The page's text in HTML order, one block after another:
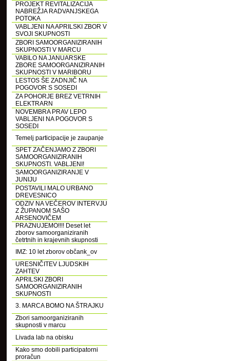
PROJEKT REVITALIZACIJA
NABREŽJA RADVANJSKEGA
POTOKA
VABLJENI NA APRILSKI ZBOR V
SVOJI SKUPNOSTI
ZBORI SAMOORGANIZIRANIH
SKUPNOSTI V MARCU
VABILO NA JANUARSKE
ZBORE SAMOORGANIZIRANIH
SKUPNOSTI V MARIBORU
LESTOS ŠE ZADNJIČ NA
POGOVOR S SOSEDI
ZA POHORJE BREZ VETRNIH
ELEKTRARN
NOVEMBRA PRAV LEPO
VABLJENI NA POGOVOR S
SOSEDI
Temelj participacije je zaupanje
SPET ZAČENJAMO Z ZBORI
SAMOORGANIZIRANIH
SKUPNOSTI. VABLJENI!
SAMOORGANIZIRANJE V
JUNIJU
POSTAVILI MALO URBANO
DREVESNICO
ODZIV NA VEČEROV INTERVJU
Z ŽUPANOM SAŠO
ARSENOVIČEM
PRAZNUJEMO!!!! Deset let
zborov samoorganiziranih
četrtnih in krajevnih skupnosti
IMZ: 10 let zborov občank_ov
URESNIČITEV LJUDSKIH
ZAHTEV
APRILSKI ZBORI
SAMOORGANIZIRANIH
SKUPNOSTI
3. MARCA BOMO NA ŠTRAJKU
Zbori samoorganiziranih
skupnosti v marcu
Livada lab na obisku
Kako smo dobili participatorni
proračun